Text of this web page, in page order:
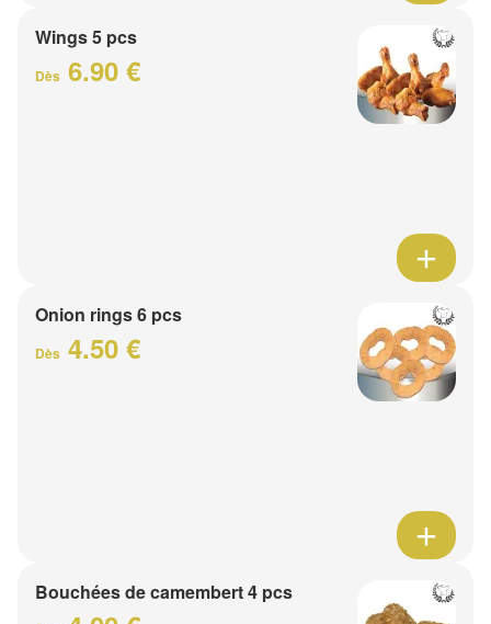
Wings 5 pcs
Dès 6.90 €
Onion rings 6 pcs
Dès 4.50 €
Bouchées de camembert 4 pcs